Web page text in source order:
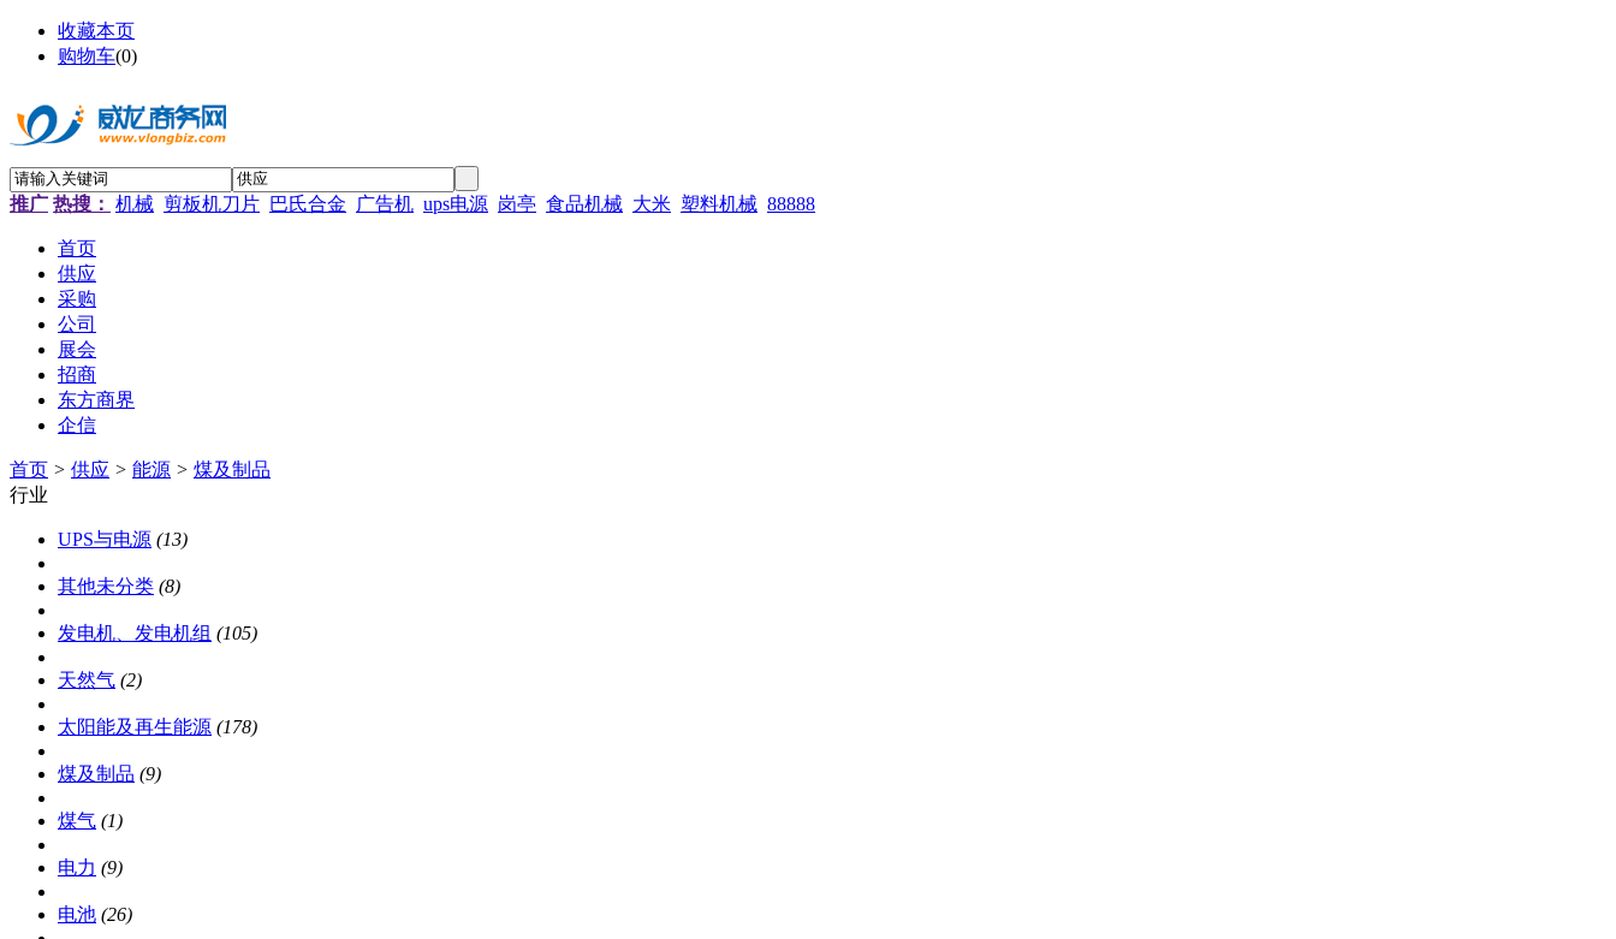
收藏本页
购物车(0)
推广 热搜： 机械 剪板机刀片 巴氏合金 广告机 ups电源 岗亭 食品机械 大米 塑料机械 88888
首页
供应
采购
公司
展会
招商
东方商界
企信
首页 > 供应 > 能源 > 煤及制品
行业
UPS与电源 (13)
其他未分类 (8)
发电机、发电机组 (105)
天然气 (2)
太阳能及再生能源 (178)
煤及制品 (9)
煤气 (1)
电力 (9)
电池 (26)